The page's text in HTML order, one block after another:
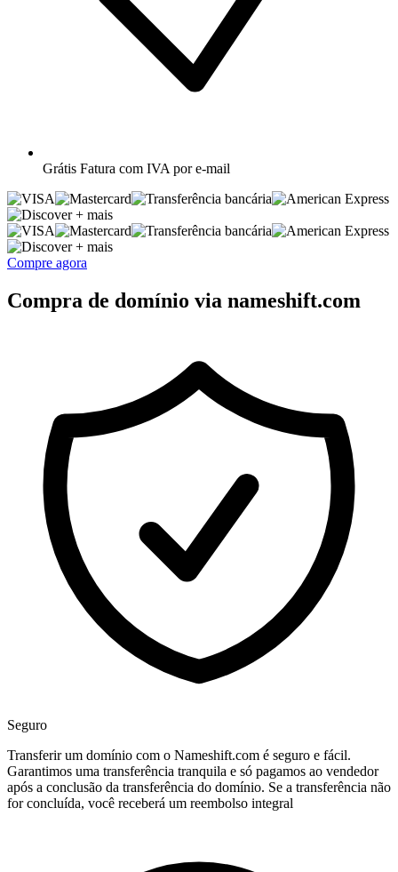
Grátis Fatura com IVA por e-mail
+ mais
+ mais
Compre agora
Compra de domínio via nameshift.com
Seguro
Transferir um domínio com o Nameshift.com é seguro e fácil.
Garantimos uma transferência tranquila e só pagamos ao vendedor
após a conclusão da transferência do domínio. Se a transferência não
for concluída, você receberá um reembolso integral